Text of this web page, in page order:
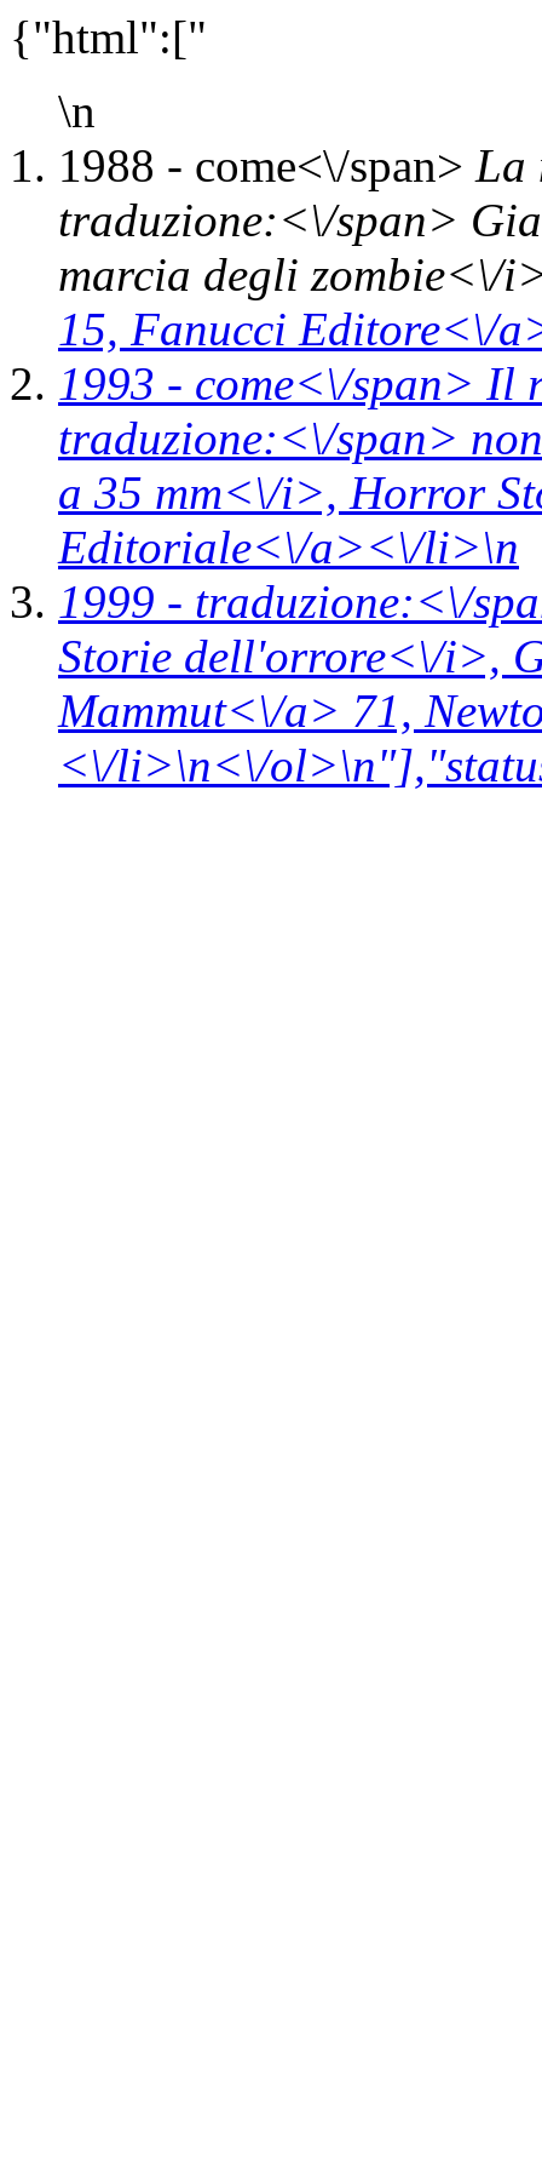
{"html":["
\n
1988 - come<\/span> La
traduzione:<\/span>
marcia degli zombie<\/
15, Fanucci Editore<\/
1993 - come<\/span> Il
traduzione:<\/span>
a 35 mm<\/i>, Horror
Editoriale<\/a><\/li>\n
1999 - traduzione:<\/
Storie dell'orrore<\/i>,
Mammut<\/a> 71,
<\/li>\n<\/